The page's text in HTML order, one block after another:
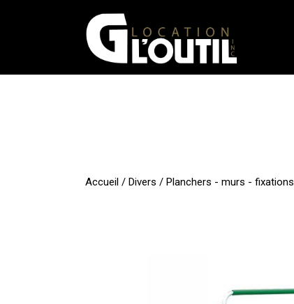
Accueil / Divers / Planchers - murs - fixations